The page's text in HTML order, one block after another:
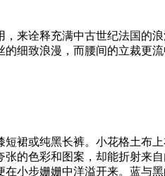
来诠释充满中古世纪法国的
细致浪漫，而腰间的立裁更
裙或纯黑长裤。小花格土布
的色彩和图案，却能折射来
小步姗姗中洋溢开来。蓝与